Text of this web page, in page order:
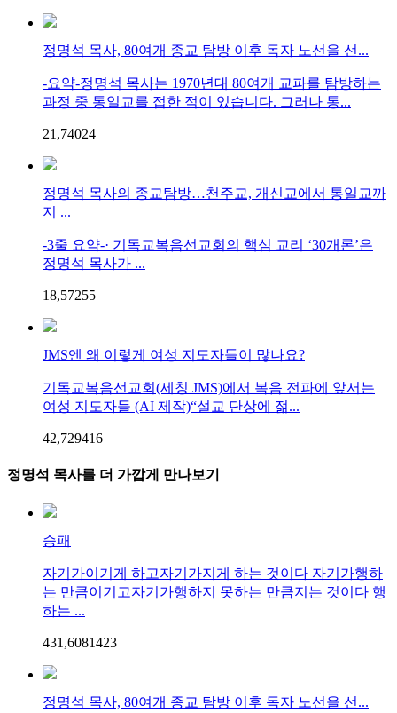
정명석 목사, 80여개 종교 탐방 이후 독자 노선을 선...
-요약-정명석 목사는 1970년대 80여개 교파를 탐방하는
과정 중 통일교를 접한 적이 있습니다. 그러나 통...
21,74024
정명석 목사의 종교탐방…천주교, 개신교에서 통일교까
지 ...
-3줄 요약-· 기독교복음선교회의 핵심 교리 ‘30개론’은
정명석 목사가 ...
18,57255
JMS엔 왜 이렇게 여성 지도자들이 많나요?
기독교복음선교회(세칭 JMS)에서 복음 전파에 앞서는
여성 지도자들 (AI 제작)“설교 단상에 젊...
42,729416
정명석 목사를 더 가깝게 만나보기
승패
자기가이기게 하고자기가지게 하는 것이다 자기가행하
는 만큼이기고자기가행하지 못하는 만큼지는 것이다 행
하는 ...
431,6081423
정명석 목사, 80여개 종교 탐방 이후 독자 노선을 선...